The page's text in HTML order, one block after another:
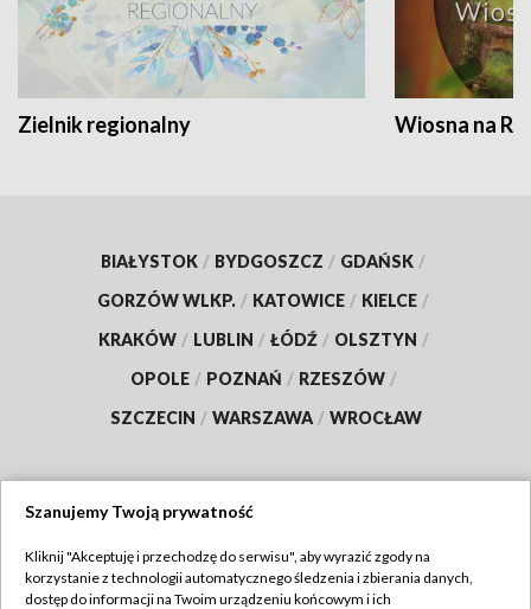
Zielnik regionalny Wiosna na
BIAŁYSTOK / BYDGOSZCZ / GDAŃSK /
GORZÓW WLKP. / KATOWICE / KIELCE /
KRAKÓW / LUBLIN / ŁÓDŹ / OLSZTYN /
OPOLE / POZNAŃ / RZESZÓW /
SZCZECIN / WARSZAWA / WROCŁAW
TVP
Szanujemy Twoją prywatność
Kliknij "Akceptuję i przechodzę do serwisu", aby wyrazić zgody na
korzystanie z technologii automatycznego śledzenia i zbierania danych,
dostęp do informacji na Twoim urządzeniu końcowym i ich